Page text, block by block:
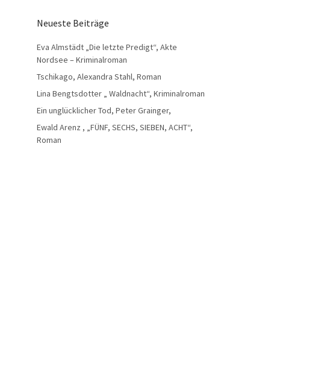
Neueste Beiträge
Eva Almstädt „Die letzte Predigt“, Akte
Nordsee – Kriminalroman
Tschikago, Alexandra Stahl, Roman
Lina Bengtsdotter „ Waldnacht“, Kriminalroman
Ein unglücklicher Tod, Peter Grainger,
Ewald Arenz , „FÜNF, SECHS, SIEBEN, ACHT“,
Roman